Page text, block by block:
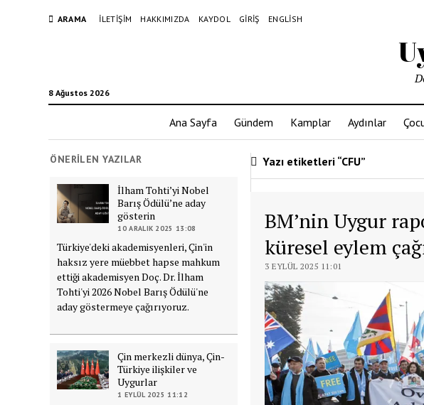
ARAMA İLETIŞIM HAKKIMIZDA KAYDOL GIRIŞ ENGLISH
8 Ağustos 2026
Ana Sayfa Gündem Kamplar Aydınlar
ÖNERILEN YAZILAR
İlham Tohti’yi Nobel
Barış Ödülü’ne aday
gösterin
10 ARALIK 2025 13:08
Türkiye'deki akademisyenleri, Çin'in
haksız yere müebbet hapse mahkum
ettiği akademisyen Doç. Dr. İlham
Tohti'yi 2026 Nobel Barış Ödülü'ne
aday göstermeye çağırıyoruz.
Çin merkezli dünya, Çin-
Türkiye ilişkiler ve
Uygurlar
1 EYLÜL 2025 11:12
Yazı etiketleri “CFU”
BM’nin Uygur
küresel eylem
3 EYLÜL 2025 11:01